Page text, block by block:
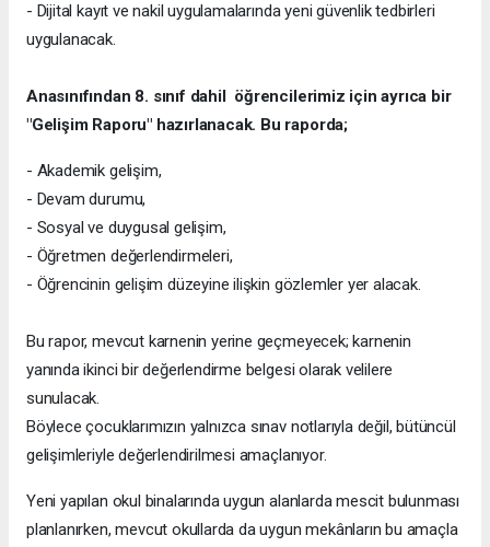
- Dijital kayıt ve nakil uygulamalarında yeni güvenlik tedbirleri
uygulanacak.
Anasınıfından 8. sınıf dahil öğrencilerimiz için ayrıca bir
"Gelişim Raporu" hazırlanacak. Bu raporda;
- Akademik gelişim,
- Devam durumu,
- Sosyal ve duygusal gelişim,
- Öğretmen değerlendirmeleri,
- Öğrencinin gelişim düzeyine ilişkin gözlemler yer alacak.
Bu rapor, mevcut karnenin yerine geçmeyecek; karnenin
yanında ikinci bir değerlendirme belgesi olarak velilere
sunulacak.
Böylece çocuklarımızın yalnızca sınav notlarıyla değil, bütüncül
gelişimleriyle değerlendirilmesi amaçlanıyor.
Yeni yapılan okul binalarında uygun alanlarda mescit bulunması
planlanırken, mevcut okullarda da uygun mekânların bu amaçla